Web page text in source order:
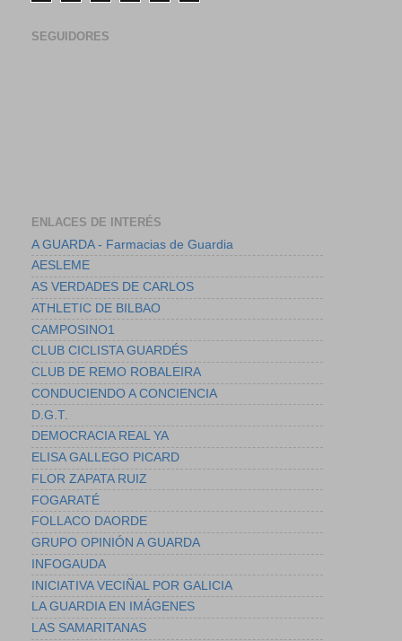
SEGUIDORES
ENLACES DE INTERÉS
A GUARDA - Farmacias de Guardia
AESLEME
AS VERDADES DE CARLOS
ATHLETIC DE BILBAO
CAMPOSINO1
CLUB CICLISTA GUARDÉS
CLUB DE REMO ROBALEIRA
CONDUCIENDO A CONCIENCIA
D.G.T.
DEMOCRACIA REAL YA
ELISA GALLEGO PICARD
FLOR ZAPATA RUIZ
FOGARATÉ
FOLLACO DAORDE
GRUPO OPINIÓN A GUARDA
INFOGAUDA
INICIATIVA VECIÑAL POR GALICIA
LA GUARDIA EN IMÁGENES
LAS SAMARITANAS